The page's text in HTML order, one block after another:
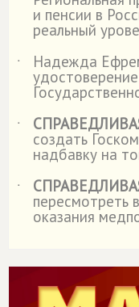
и пенсии в
реальный
˙
Надежда
˙
создать
надбавку на
˙
пересмотреть
оказания